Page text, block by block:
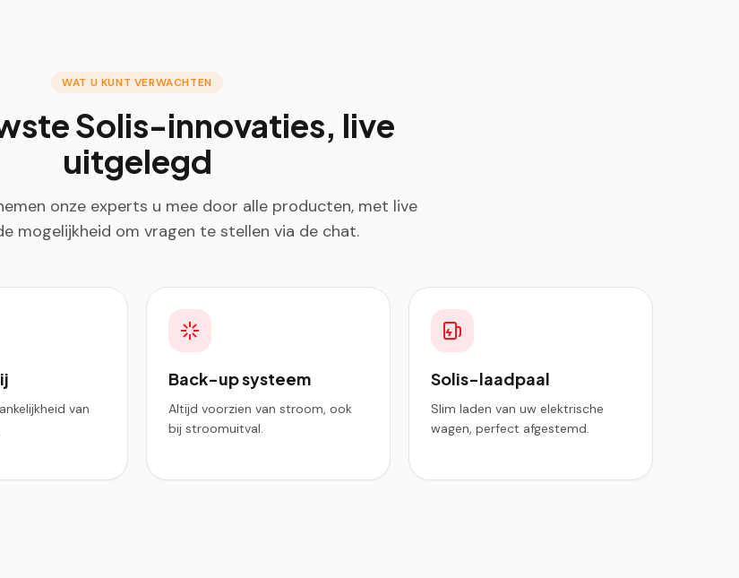
WAT U KUNT VERWACHTEN
Solis-innovaties, live
uitgelegd
onze experts u mee door alle producten, met live
mogelijkheid om vragen te stellen via de chat.
van
Back-up systeem
Altijd voorzien van stroom, ook
bij stroomuitval.
Solis-laadpaal
Slim laden van uw elektrische
wagen, perfect afgestemd.